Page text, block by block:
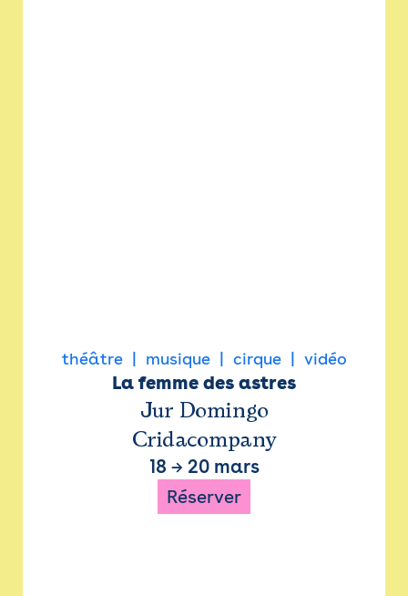
théâtre musique cirque vidéo
La femme des astres
Jur Domingo
Cridacompany
18 → 20 mars
Réserver